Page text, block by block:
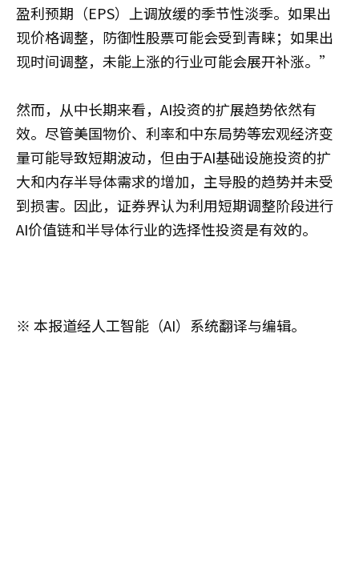
盈利预期（EPS）上调放缓的季节性淡季。如果出
现价格调整，防御性股票可能会受到青睐；如果出
现时间调整，未能上涨的行业可能会展开补涨。”
然而，从中长期来看，AI投资的扩展趋势依然有
效。尽管美国物价、利率和中东局势等宏观经济变
量可能导致短期波动，但由于AI基础设施投资的扩
大和内存半导体需求的增加，主导股的趋势并未受
到损害。因此，证券界认为利用短期调整阶段进行
AI价值链和半导体行业的选择性投资是有效的。
※ 本报道经人工智能（AI）系统翻译与编辑。